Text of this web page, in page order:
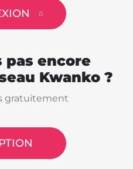
pas encore
Kwanko ?
gratuitement